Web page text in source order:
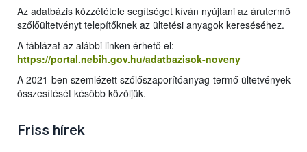
Az adatbázis közzététele segítséget kíván nyújtani az árutermő
szőlőültetvényt telepítőknek az ültetési anyagok kereséséhez.
A táblázat az alábbi linken érhető el:
https://portal.nebih.gov.hu/adatbazisok-noveny
A 2021-ben szemlézett szőlőszaporítóanyag-termő ültetvények
összesítését később közöljük.
Friss hírek